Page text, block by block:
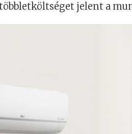
többletköltséget jelent a